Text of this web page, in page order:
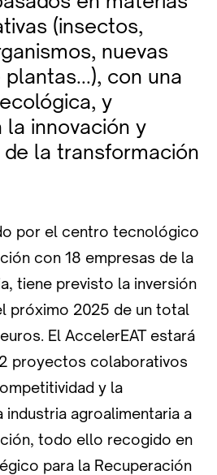
(insectos,
nuevas
con una
y
innovación y
la transformación
por el centro tecnológico
con 18 empresas de la
tiene previsto la inversión
próximo 2025 de un total
El AccelerEAT estará
proyectos colaborativos
y la
industria agroalimentaria a
todo ello recogido en
para la Recuperación